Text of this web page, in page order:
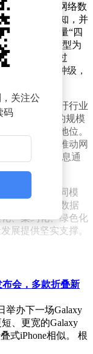
先推出了IP网络数
态的秒级感知，并
、路径和质量“四
的IP网络已转型为
调度流量超过
级缩短至分钟级，
验。
倡议。他呼吁行业
阶自智网络的规模
方面的领先地位。
关键技术，推动网
占全球6G信息通
创新算电协同模
碳特点的AI数据
、集约化、绿色化
展提供坚实支撑。
关注公
码
布会，多款折叠新
举办下一场Galaxy
、更宽的Galaxy
式iPhone相似。 根